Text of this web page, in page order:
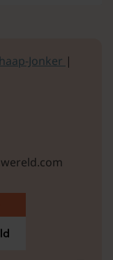
Jonker |